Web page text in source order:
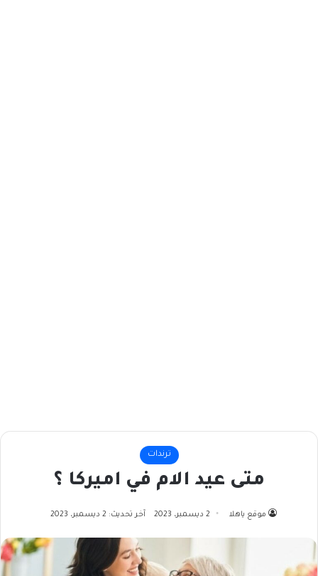
ترندات
متى عيد الام في اميركا ؟
موقع ياهلا 2 ديسمبر، 2023 آخر تحديث: 2 ديسمبر، 2023